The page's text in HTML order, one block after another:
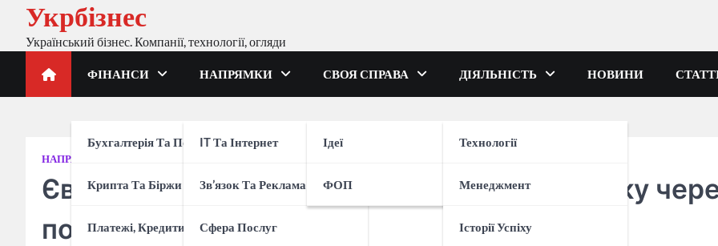
Перейти
вмісту
Укрбізнес
Український бізнес. Компанії, технології, огляди
ФІНАНСИ
Бухгалтерія Та Податки
Крипта Та Біржи
Платежі, Кредити, Банки
НАПРЯМКИ
IT Та Інтернет
Зв’язок Та Реклама
Сфера Послуг
СВОЯ СПРАВА
Ідеї
ФОП
ДІЯЛЬНІСТЬ
Технології
Менеджмент
Історії Успіху
НОВИНИ
НАПРЯМКИ
Європою на автобусі: як не зіпсувати поїздку
поганого перевізника